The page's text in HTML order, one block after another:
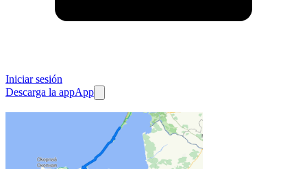
Iniciar sesión
Descarga la appApp